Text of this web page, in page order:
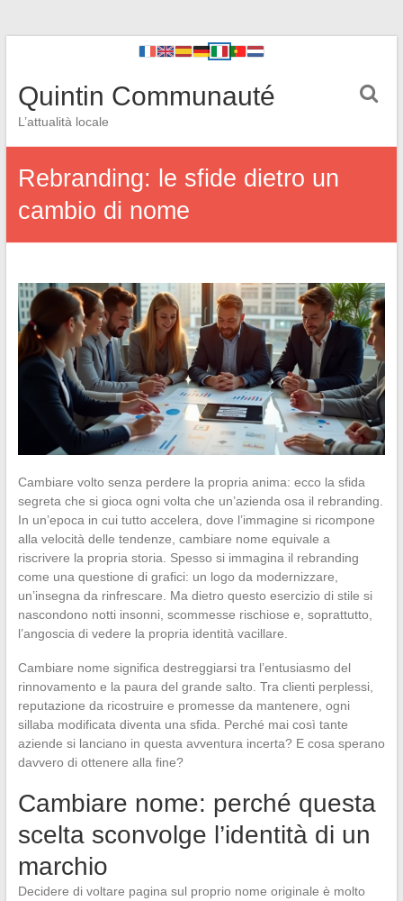
Quintin Communauté
L’attualità locale
Rebranding: le sfide dietro un
cambio di nome
Cambiare volto senza perdere la propria anima: ecco la sfida
segreta che si gioca ogni volta che un’azienda osa il rebranding.
In un’epoca in cui tutto accelera, dove l’immagine si ricompone
alla velocità delle tendenze, cambiare nome equivale a
riscrivere la propria storia. Spesso si immagina il rebranding
come una questione di grafici: un logo da modernizzare,
un’insegna da rinfrescare. Ma dietro questo esercizio di stile si
nascondono notti insonni, scommesse rischiose e, soprattutto,
l’angoscia di vedere la propria identità vacillare.
Cambiare nome significa destreggiarsi tra l’entusiasmo del
rinnovamento e la paura del grande salto. Tra clienti perplessi,
reputazione da ricostruire e promesse da mantenere, ogni
sillaba modificata diventa una sfida. Perché mai così tante
aziende si lanciano in questa avventura incerta? E cosa sperano
davvero di ottenere alla fine?
Cambiare nome: perché questa
scelta sconvolge l’identità di un
marchio
Decidere di voltare pagina sul proprio nome originale è molto